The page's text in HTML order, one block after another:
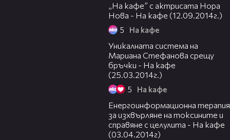
„На кафе” с актрисата Нора
Нова - На кафе (12.09.2014г.)
5 На кафе
Уникалната система на
Мариана Стефанова срещу
бръчки - На кафе
(25.03.2014г.)
5 На кафе
Енергоинформационна терапия
за изхвърляне на токсините и
справяне с целулита - На кафе
(03.04.2014г)